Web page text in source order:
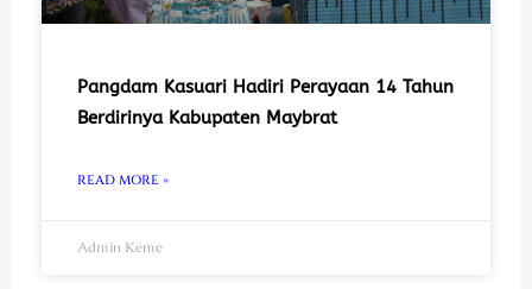
Pangdam Kasuari Hadiri Perayaan 14 Tahun
Berdirinya Kabupaten Maybrat
READ MORE »
Admin Keme